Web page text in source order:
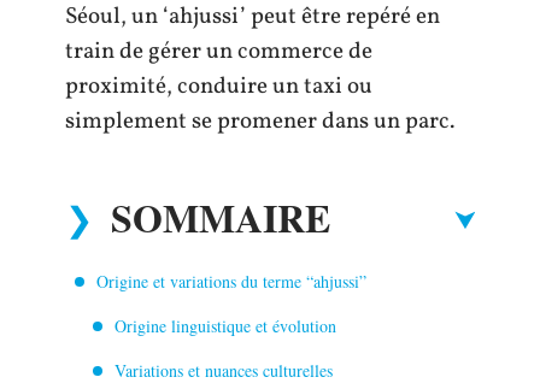
Séoul, un ‘ahjussi’ peut être repéré en
train de gérer un commerce de
proximité, conduire un taxi ou
simplement se promener dans un parc.
SOMMAIRE
Origine et variations du terme “ahjussi”
Origine linguistique et évolution
Variations et nuances culturelles